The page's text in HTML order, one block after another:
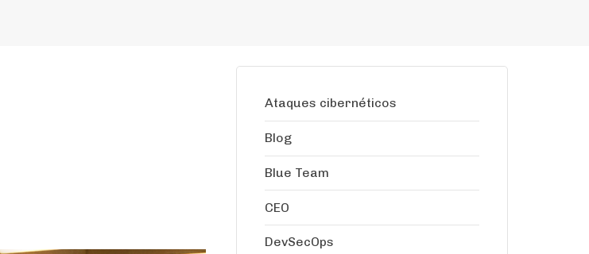
Ataques cibernéticos
Blog
Blue Team
CEO
DevSecOps